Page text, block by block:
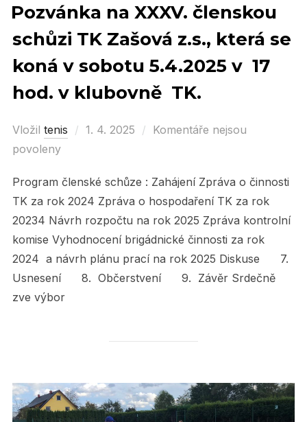
Pozvánka na XXXV. členskou
schůzi TK Zašová z.s., která se
koná v sobotu 5.4.2025 v 17
hod. v klubovně TK.
Vložil tenis
Posted
1. 4. 2025
Komentáře nejsou
povoleny
Program členské schůze : Zahájení Zpráva o činnosti
TK za rok 2024 Zpráva o hospodaření TK za rok
20234 Návrh rozpočtu na rok 2025 Zpráva kontrolní
komise Vyhodnocení brigádnické činnosti za rok
2024 a návrh plánu prací na rok 2025 Diskuse 7.
Usnesení 8. Občerstvení 9. Závěr Srdečně
zve výbor